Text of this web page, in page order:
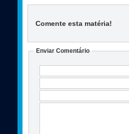
Comente esta matéria!
Enviar Comentário